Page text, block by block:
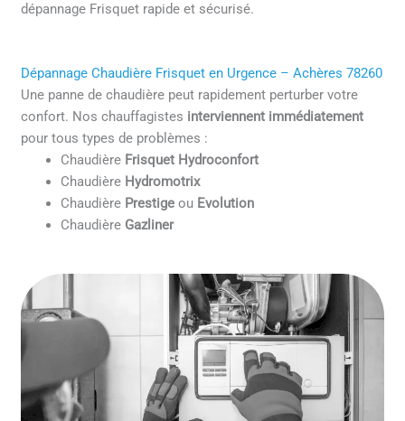
dépannage Frisquet rapide et sécurisé.
Dépannage Chaudière Frisquet en Urgence – Achères 78260
Une panne de chaudière peut rapidement perturber votre
confort. Nos chauffagistes interviennent immédiatement
pour tous types de problèmes :
Chaudière Frisquet Hydroconfort
Chaudière Hydromotrix
Chaudière Prestige ou Evolution
Chaudière Gazliner